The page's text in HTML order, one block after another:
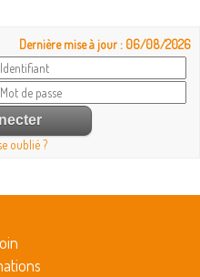
Dernière mise à jour : 06/08/2026
oublié ?